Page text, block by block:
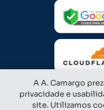
A A. Camargo
privacidade e
site. Utilizamos